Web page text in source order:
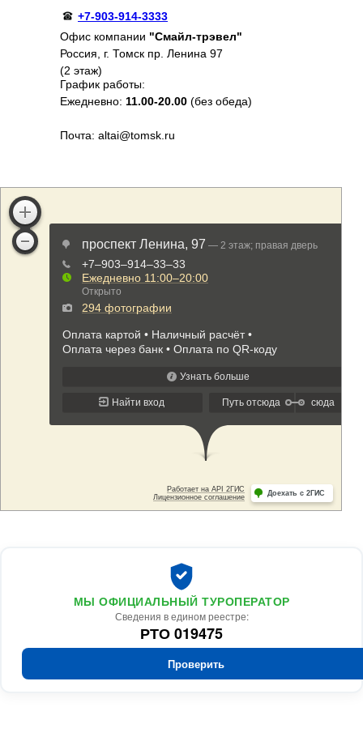
+7-903-914-3333
Почта: altai@tomsk.ru
Офис компании "Смайл-трэвел"
Россия, г. Томск пр. Ленина 97
(2 этаж)
График работы:
Ежедневно: 11.00-20.00 (без обеда)
МЫ ОФИЦИАЛЬНЫЙ ТУРОПЕРАТОР
Сведения в едином реестре:
РТО 019475
Проверить